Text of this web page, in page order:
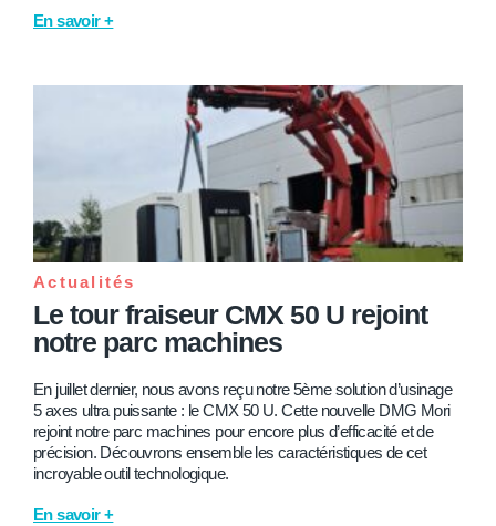
En savoir +
Actualités
Le tour fraiseur CMX 50 U rejoint
notre parc machines
En juillet dernier, nous avons reçu notre 5ème solution d’usinage
5 axes ultra puissante : le CMX 50 U. Cette nouvelle DMG Mori
rejoint notre parc machines pour encore plus d’efficacité et de
précision. Découvrons ensemble les caractéristiques de cet
incroyable outil technologique.
En savoir +